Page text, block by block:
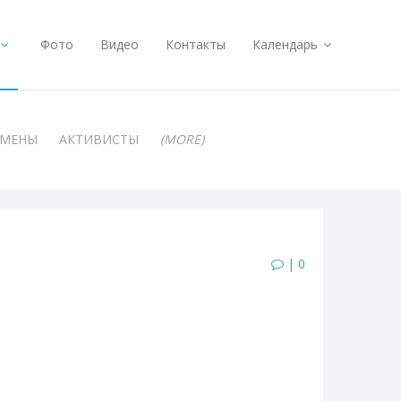
Фото Видео Контакты Календарь
АКТИВИСТЫ (MORE)
| 0